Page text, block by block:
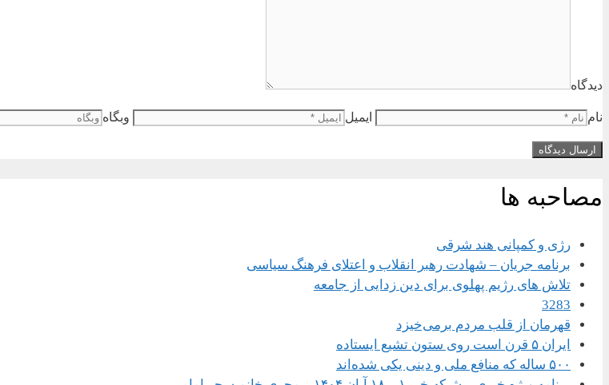
دیدگاه
نام ایمیل وبگاه
مصاحبه ها
رژی و کمپانی هند شرقی
برنامه جریان – شهادت رهبر انقلاب و اعتلای فرهنگ سیاسی
تلاش های رژیم پهلوی برای دین زدایی از جامعه
3283
قهرمان از قلب مردم برمی‌خیزد
ایران ۵ قرن است روی ستون تشیع ایستاده
۵۰۰ ساله که منافع ملی و دینی یکی شده‌اند